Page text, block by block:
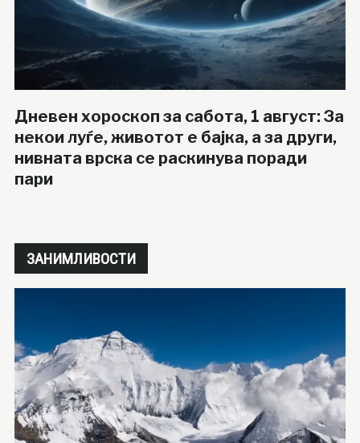
Дневен хороскоп за сабота, 1 август: За
некои луѓе, животот е бајка, а за други,
нивната врска се раскинува поради
пари
ЗАНИМЛИВОСТИ